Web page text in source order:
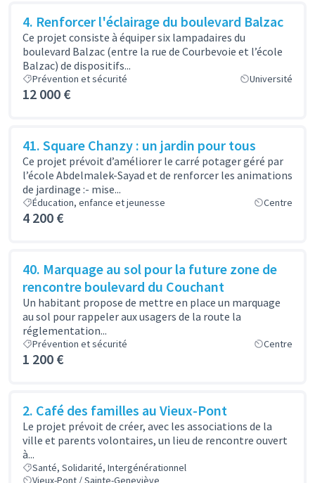
4. Renforcer l'éclairage du boulevard Balzac
Ce projet consiste à équiper six lampadaires du
boulevard Balzac (entre la rue de Courbevoie et l’école
Balzac) de dispositifs...
Prévention et sécurité Université
12 000 €
41. Square Chanzy : un jardin pour tous
Ce projet prévoit d’améliorer le carré potager géré par
l’école Abdelmalek-Sayad et de renforcer les animations
de jardinage :- mise...
Éducation, enfance et jeunesse Centre
4 200 €
40. Marquage au sol pour la future zone de
rencontre boulevard du Couchant
Un habitant propose de mettre en place un marquage
au sol pour rappeler aux usagers de la route la
réglementation...
Prévention et sécurité Centre
1 200 €
2. Café des familles au Vieux-Pont
Le projet prévoit de créer, avec les associations de la
ville et parents volontaires, un lieu de rencontre ouvert
à...
Santé, Solidarité, Intergénérationnel
Vieux-Pont / Sainte-Geneviève